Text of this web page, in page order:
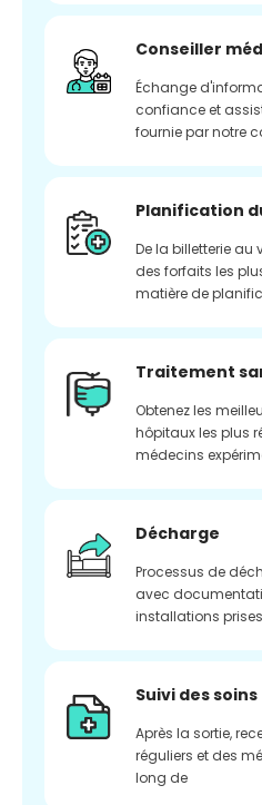
Conseiller
Échange
confiance et
fournie par notre
Planification
De la billetterie au
des forfaits les
matière de
Traitement
Obtenez les
hôpitaux les plus
médecins
Décharge
Processus de
avec
installations
Suivi des soins
Après la sortie,
réguliers et des
long de